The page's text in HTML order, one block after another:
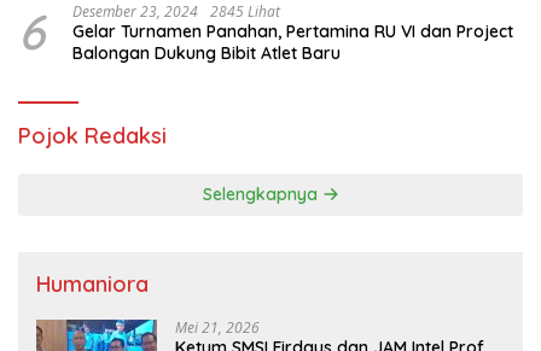
6 Desember 23, 2024 2845 Lihat
Gelar Turnamen Panahan, Pertamina RU VI dan Project
Balongan Dukung Bibit Atlet Baru
Pojok Redaksi
Selengkapnya
Humaniora
Mei 21, 2026